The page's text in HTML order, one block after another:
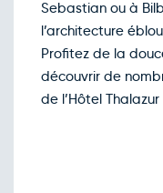
Ven.
04
déc.
269€
Sam.
05
déc.
276€
Dim.
Sebastian ou à
l’architecture
Profitez de la
découvrir de
de l’Hôtel